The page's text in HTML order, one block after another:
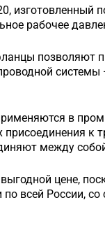
изготовленный
рабочее
в
присоединения
между
цене,
всей России,